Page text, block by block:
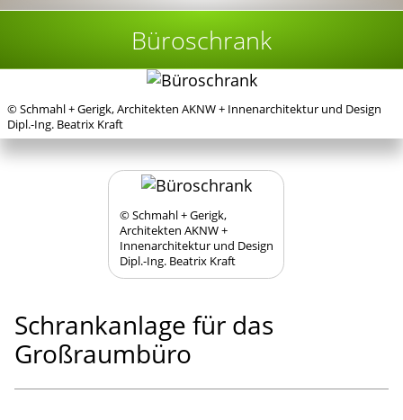
Büroschrank
© Schmahl + Gerigk, ArchitektenAKNW+ Innenarchitektur und Design
Dipl.-Ing. Beatrix Kraft
© Schmahl + Gerigk,
ArchitektenAKNW+
Innenarchitektur und Design
Dipl.-Ing. Beatrix Kraft
Schrank­anlage für das
Großraumbüro